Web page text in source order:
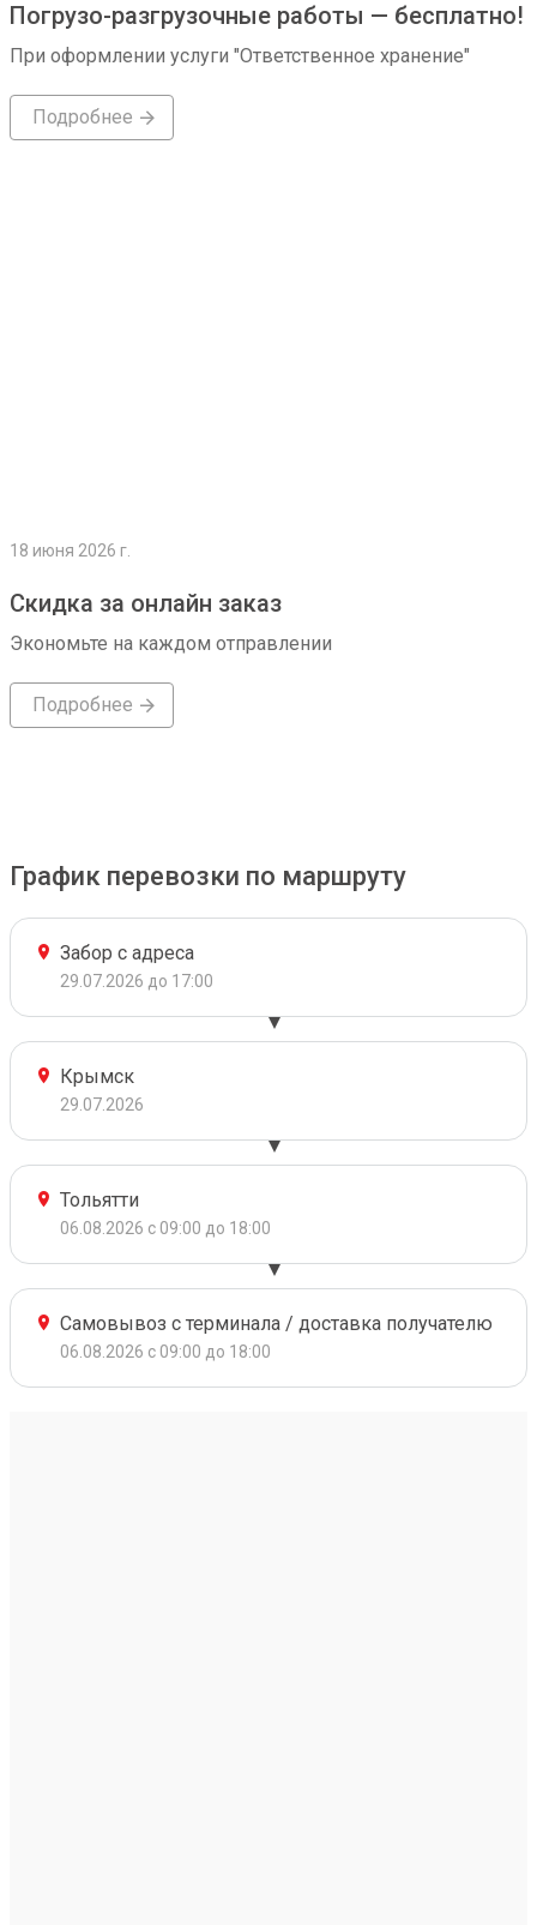
Погрузо-разгрузочные работы — бесплатно!
При оформлении услуги "Ответственное хранение"
Подробнее
18 июня 2026 г.
Скидка за онлайн заказ
Экономьте на каждом отправлении
Подробнее
График перевозки по маршруту
Забор с адреса
29.07.2026 до 17:00
Крымск
29.07.2026
Тольятти
06.08.2026 с 09:00 до 18:00
Самовывоз с терминала / доставка получателю
06.08.2026 с 09:00 до 18:00